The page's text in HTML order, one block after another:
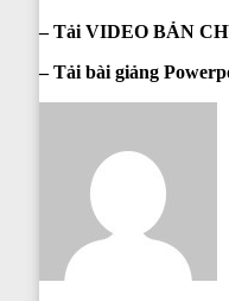
– Tải VIDEO BẢN
–Tảibài giảng